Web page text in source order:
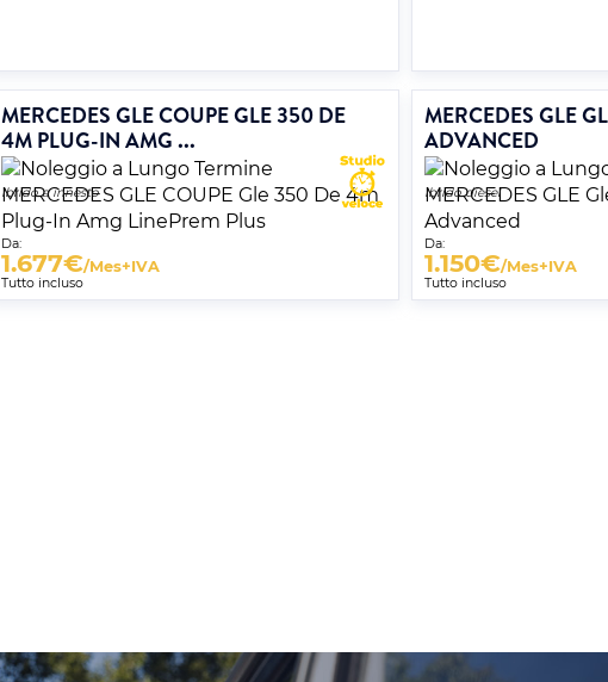
MERCEDES GLE COUPE GLE 350 DE
4M PLUG-IN AMG ...
Ibrido a innesto
Da:
1.677€/Mes+IVA
Tutto incluso
MERCEDES GLE
ADVANCED
Ibrido diesel
Da:
1.150€/Mes+IVA
Tutto incluso